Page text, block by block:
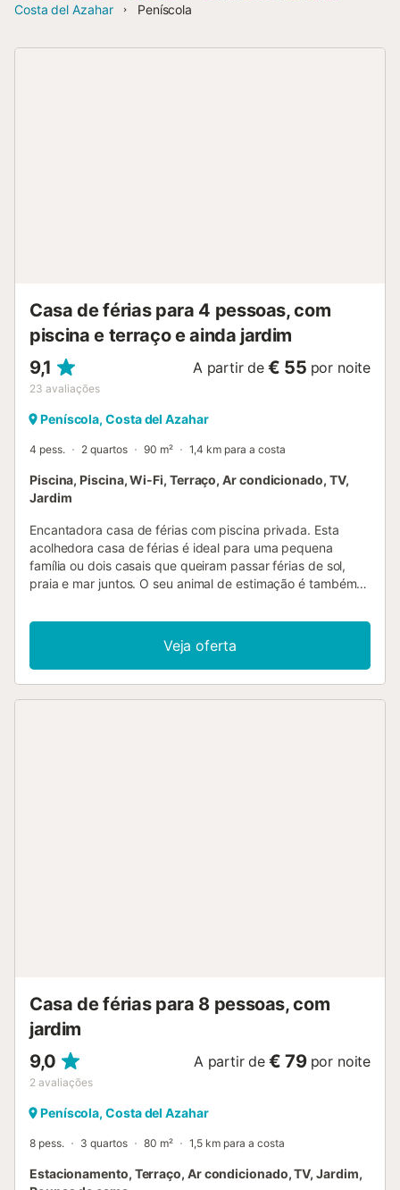
Costa del Azahar
Peníscola
Casa de férias para 4 pessoas, com
piscina e terraço e ainda jardim
9,1
23 avaliações
A partir de € 55 por noite
Peníscola, Costa del Azahar
4 pess. 2 quartos 90 m² 1,4 km para a costa
Piscina, Piscina, Wi-Fi, Terraço, Ar condicionado, TV,
Jardim
Encantadora casa de férias com piscina privada. Esta
acolhedora casa de férias é ideal para uma pequena
família ou dois casais que queiram passar férias de sol,
praia e mar juntos. O seu animal de estimação é também
refrescar-se na água nos dias quentes, relaxar nos móveis
de jardim com um bom livro ou comer juntos. Os arredores
oferecem uma variedade de oportunidades para férias
ativas. Desfrute da região pelas rotas de senderismo ou de
Veja oferta
Casa de férias para 8 pessoas, com
jardim
9,0
2 avaliações
A partir de € 79 por noite
Peníscola, Costa del Azahar
8 pess. 3 quartos 80 m² 1,5 km para a costa
Estacionamento, Terraço, Ar condicionado, TV, Jardim,